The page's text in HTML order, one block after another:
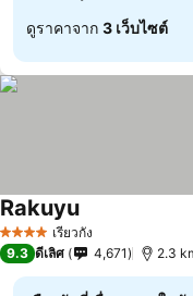
ดูราคาจาก 3 เว็บไซต์
4 ดาว เรียวกัง
Rakuyuดูราคา
9.3 ดีเลิศ 4,671 2.3